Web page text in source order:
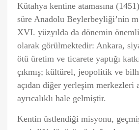
Kütahya kentine atamasına
süre Anadolu Beylerbeyliği’nin
XVI. yüzyılda da dönemin
olarak görülmektedir: Ankara,
ötü üretim ve ticarete yaptığı
çıkmış; kültürel, jeopolitik ve
açıdan diğer yerleşim merkezleri
ayrıcalıklı hale gelmiştir.
Kentin üstlendiği misyonu,